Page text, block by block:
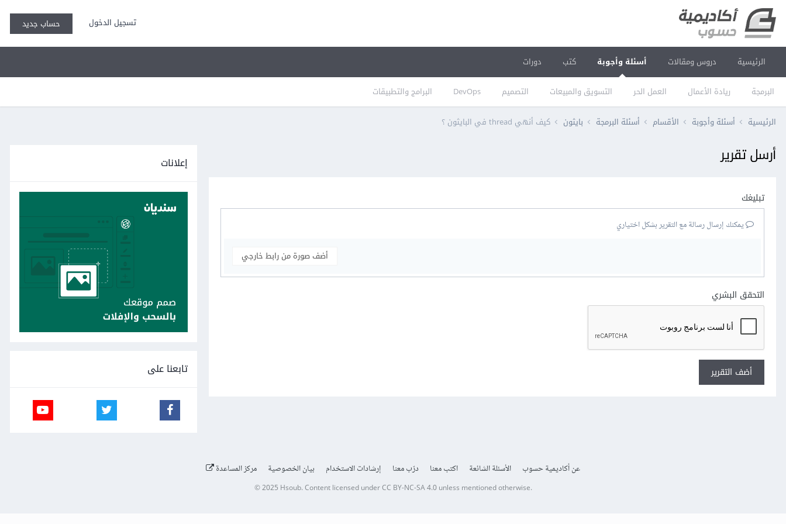
تسجيل الدخول حساب جديد
الرئيسية دروس ومقالات أسئلة وأجوبة
البرمجة ريادة الأعمال العمل الحر التسويق والمبيعات التصميم DevOps البرامج والتطبيقات
كتب دورات
الرئيسية أسئلة وأجوبة الأقسام أسئلة البرمجة بايثون كيف أنهي thread في البايثون ؟
أرسل تقرير
تبليغك
يمكنك إرسال رسالة مع التقرير بشكل اختياري
أضف صورة من رابط خارجي
التحقق البشري
أضف التقرير
إعلانات
تابعنا على
عن أكاديمية حسوب الأسئلة الشائعة اكتب معنا درّب معنا إرشادات الاستخدام بيان الخصوصية مركز المساعدة
© 2025 Hsoub.Content licensed underCC BY-NC-SA 4.0unless mentioned otherwise.